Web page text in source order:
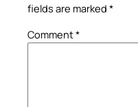
fields are marked *
Comment*